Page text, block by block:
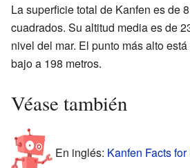
La superficie total de Kanfen es de
cuadrados. Su altitud media es de
nivel del mar. El punto más alto
bajo a 198 metros.
Véase también
En inglés: Kanfen Facts